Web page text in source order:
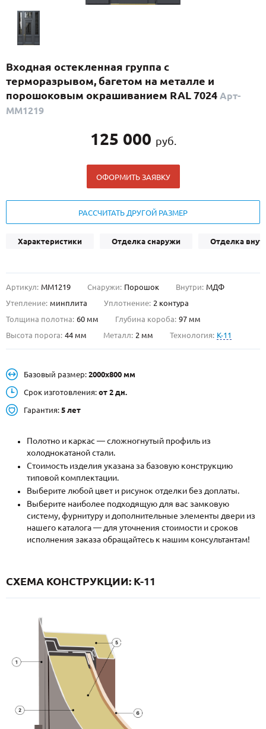
С реечным дизайном(29)
ПО НАЗНАЧЕНИЮ
ПО КОНСТРУКЦИИ
Популярные двери
ДОСТАВКА
О НАС
Металлические двери от производителя с доставкой и установкой в
НАЙТИ:
INFO@META-M.RU
ЗАПРОСИТЬ РАСЧЕТ
Каталог Распродажа Как купить
Записаться на замер
Входная остекленная группа с
терморазрывом, багетом на металле и
порошоковым окрашиванием RAL 7024 Арт-
ММ1219
125 000 руб.
ОФОРМИТЬ ЗАЯВКУ
РАССЧИТАТЬ ДРУГОЙ РАЗМЕР
Характеристики Отделка снаружи Отделка
Артикул: ММ1219 Снаружи: Порошок Внутри: МДФ
Утепление: минплита Уплотнение: 2 контура
Толщина полотна: 60 мм Глубина короба: 97 мм
Высота порога: 44 мм Металл: 2 мм Технология: K-11
Базовый размер: 2000х800 мм
Срок изготовления: от 2 дн.
Гарантия: 5 лет
Полотно и каркас — сложногнутый профиль из
холоднокатаной стали.
Стоимость изделия указана за базовую конструкцию
типовой комплектации.
Выберите любой цвет и рисунок отделки без доплаты.
Выберите наиболее подходящую для вас замковую
систему, фурнитуру и дополнительные элементы двери из
нашего каталога — для уточнения стоимости и сроков
исполнения заказа обращайтесь к нашим консультантам!
СХЕМА КОНСТРУКЦИИ: K-11